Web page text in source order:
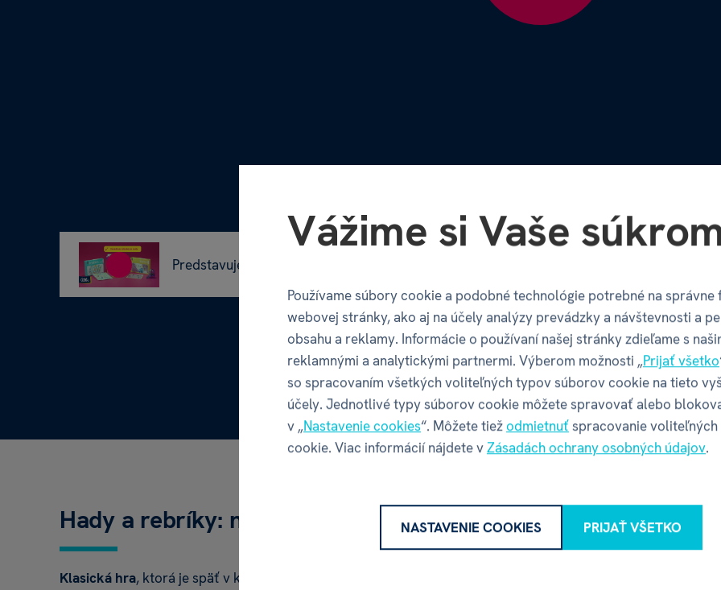
Predstavujeme Vám hry Na cesty od Albi
Množstvo
Hady a rebríky: na cesty
Klasická hra, ktorá je späť v kurze. Hra má veľmi
Vlastnosti
Vážime si Vaše
Používame súbory cookie a podobné technológie potrebné na správne
webovej stránky, ako aj na účely analýzy prevádzky a návštevnosti a
obsahu a reklamy. Informácie o používaní našej stránky zdieľame s
reklamnými a analytickými partnermi. Výberom možnosti „Prijať všetko
so spracovaním všetkých voliteľných typov súborov cookie na tieto
účely. Jednotlivé typy súborov cookie môžete spravovať alebo
v „Nastavenie cookies“. Môžete tiežodmietnuťspracovanie
cookie. Viac informácií nájdete vZásadách ochrany osobných údajov.
NASTAVENIE COOKIES PRIJAŤ VŠETKO